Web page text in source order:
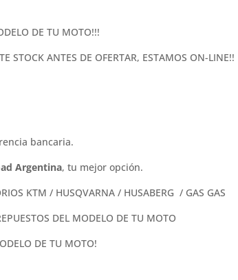
DE TU MOTO!!!
STOCK ANTES DE OFERTAR, ESTAMOS ON-LINE!!
bancaria.
Argentina, tu mejor opción.
KTM / HUSQVARNA / HUSABERG / GAS GAS
DEL MODELO DE TU MOTO
DE TU MOTO!